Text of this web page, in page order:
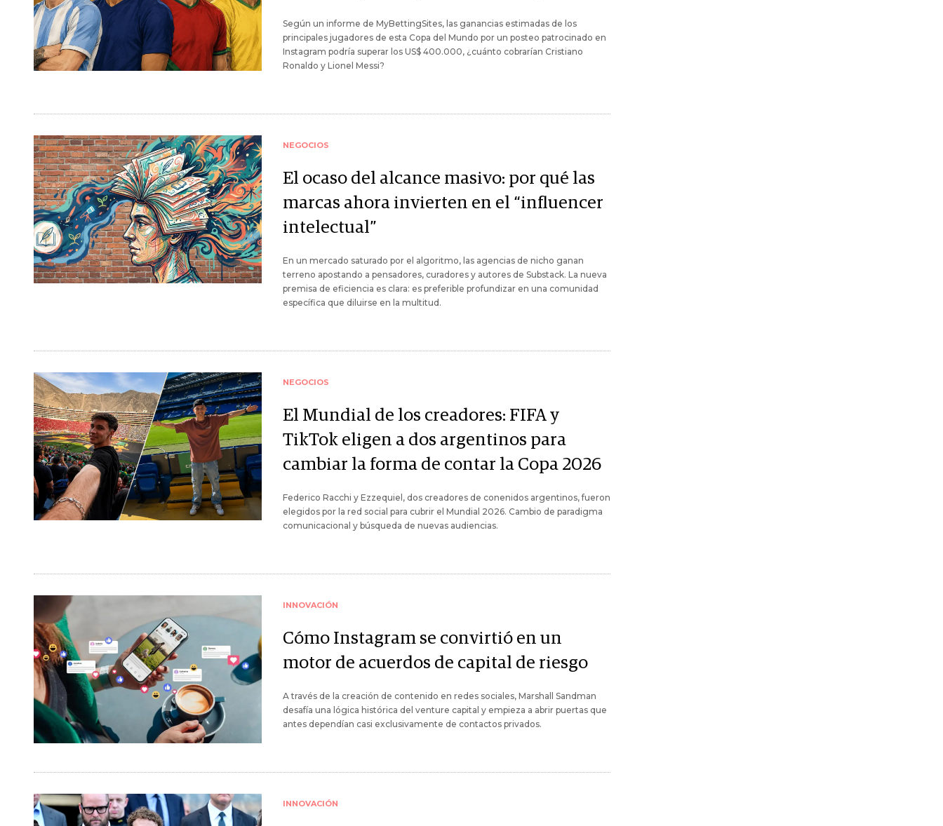
Según un informe de MyBettingSites, las ganancias estimadas de los
principales jugadores de esta Copa del Mundo por un posteo patrocinado en
Instagram podría superar los US$ 400.000, ¿cuánto cobrarían Cristiano
Ronaldo y Lionel Messi?
NEGOCIOS
El ocaso del alcance masivo: por qué las
marcas ahora invierten en el “influencer
intelectual”
En un mercado saturado por el algoritmo, las agencias de nicho ganan
terreno apostando a pensadores, curadores y autores de Substack. La nueva
premisa de eficiencia es clara: es preferible profundizar en una comunidad
específica que diluirse en la multitud.
NEGOCIOS
El Mundial de los creadores: FIFA y
TikTok eligen a dos argentinos para
cambiar la forma de contar la Copa 2026
Federico Racchi y Ezzequiel, dos creadores de conenidos argentinos, fueron
elegidos por la red social para cubrir el Mundial 2026. Cambio de paradigma
comunicacional y búsqueda de nuevas audiencias.
INNOVACIÓN
Cómo Instagram se convirtió en un
motor de acuerdos de capital de riesgo
A través de la creación de contenido en redes sociales, Marshall Sandman
desafía una lógica histórica del venture capital y empieza a abrir puertas que
antes dependían casi exclusivamente de contactos privados.
INNOVACIÓN